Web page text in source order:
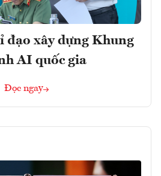
đạo xây dựng Khung
AI quốc gia
Đọc ngay